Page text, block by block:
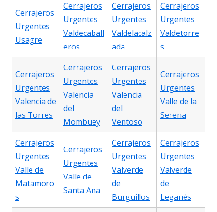
Cerrajeros
Urgentes
Usagre
Cerrajeros
Urgentes
Valdecaball
eros
Cerrajeros
Urgentes
Valdelacalz
ada
Cerrajeros
Urgentes
Valdetorre
s
Cerrajeros
Urgentes
Valencia de
las Torres
Cerrajeros
Urgentes
Valencia
del
Mombuey
Cerrajeros
Urgentes
Valencia
del
Ventoso
Cerrajeros
Urgentes
Valle de la
Serena
Cerrajeros
Urgentes
Valle de
Matamoro
s
Cerrajeros
Urgentes
Valle de
Santa Ana
Cerrajeros
Urgentes
Valverde
de
Burguillos
Cerrajeros
Urgentes
Valverde
de
Leganés